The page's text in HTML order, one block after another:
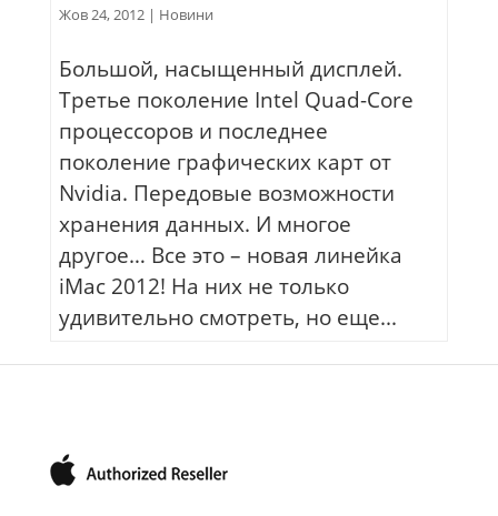
Жов 24, 2012| Новини
Большой, насыщенный дисплей.
Третье поколение Intel Quad-Core
процессоров и последнее
поколение графических карт от
Nvidia. Передовые возможности
хранения данных. И многое
другое… Все это – новая линейка
iMac 2012! На них не только
удивительно смотреть, но еще...